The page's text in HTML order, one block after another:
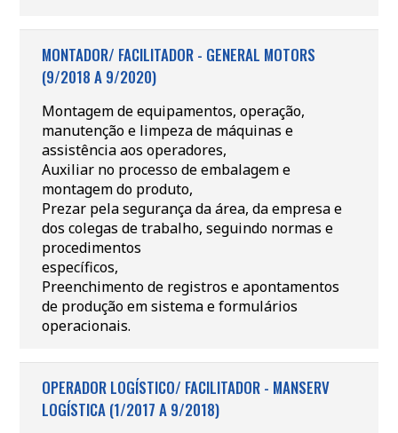
MONTADOR/ FACILITADOR - GENERAL MOTORS
(9/2018 A 9/2020)
Montagem de equipamentos, operação,
manutenção e limpeza de máquinas e
assistência aos operadores,
Auxiliar no processo de embalagem e
montagem do produto,
Prezar pela segurança da área, da empresa e
dos colegas de trabalho, seguindo normas e
procedimentos
específicos,
Preenchimento de registros e apontamentos
de produção em sistema e formulários
operacionais.
OPERADOR LOGÍSTICO/ FACILITADOR - MANSERV
LOGÍSTICA (1/2017 A 9/2018)